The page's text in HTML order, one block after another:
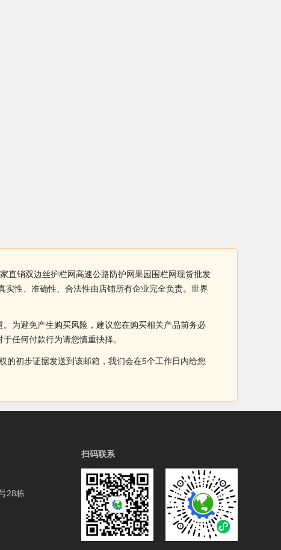
直销双边丝护栏网高速公路防护网果园围栏网现货批发
性、准确性、合法性由店铺所有企业完全负责。世界
为避免产生购买风险，建议您在购买相关产品前务必
任何付款行为请您慎重抉择。
的初步证据发送到该邮箱，我们会在5个工作日内给您
28栋
扫码联系